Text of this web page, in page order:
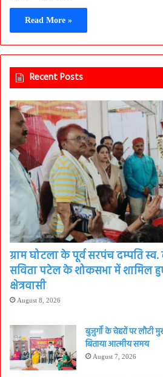
Read More »
Recent Posts
ग्राम घोटला के पूर्व सरपंच दम्पति
सविता पटेल के शोकसभा में शामिल
क्षेत्रवासी
August 8, 2026
बुजुर्गों के चेहरों पर लौटी
बिताया आत्मीय समय
August 7, 2026